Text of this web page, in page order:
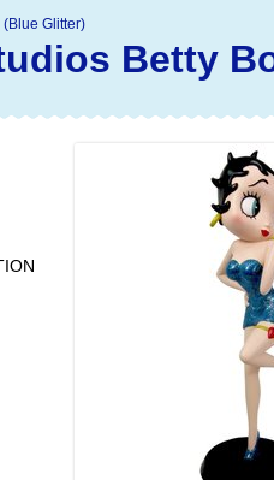
(Blue Glitter)
Betty